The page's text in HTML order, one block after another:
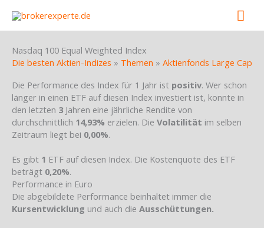
content
Nasdaq 100 Equal Weighted Index
Die besten Aktien-Indizes » Themen » Aktienfonds Large Cap
Die Performance des Index für 1 Jahr ist positiv. Wer schon
länger in einen ETF auf diesen Index investiert ist, konnte in
den letzten 3 Jahren eine jährliche Rendite von
durchschnittlich 14,93% erzielen. Die Volatilität im selben
Zeitraum liegt bei 0,00%.
Es gibt 1 ETF auf diesen Index. Die Kostenquote des ETF
beträgt 0,20%.
Performance in Euro
Die abgebildete Performance beinhaltet immer die
Kursentwicklung und auch die Ausschüttungen.